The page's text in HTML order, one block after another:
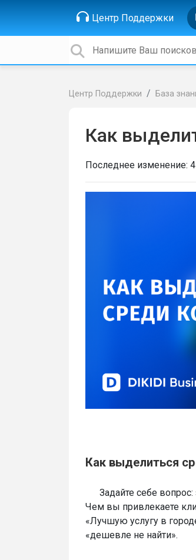
Центр Поддержки
Центр Поддержки База
Как
Последнее изменение:
Как выделиться
Задайте себе вопрос:
Чем вы привлекаете
«Лучшую услугу в
«дешевле не найти».